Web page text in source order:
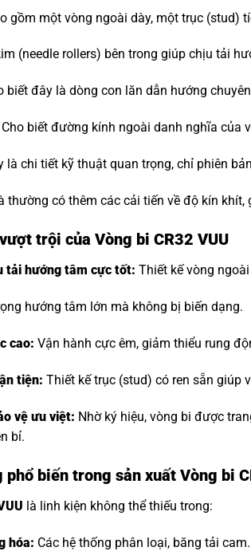
gồm một vòng ngoài dày, một trục (stud)
(needle rollers) bên trong giúp chịu tải
biết đây là dòng con lăn dẫn hướng
Cho biết đường kính ngoài danh nghĩa của
là chi tiết kỹ thuật quan trọng, chỉ phiên bản
thường có thêm các cải tiến về độ kín
trội của Vòng bi CR32 VUU
tải hướng tâm cực tốt: Thiết kế vòng
hướng tâm lớn mà không bị biến dạng.
cao: Vận hành cực êm, giảm thiểu rung
tiện: Thiết kế trục (stud) có ren sẵn giúp
vệ ưu việt: Nhờ ký hiệu, vòng bi được
bỉ.
phổ biến trong sản xuất Vòng bi
là linh kiện không thể thiếu trong:
hóa: Các hệ thống phân loại, băng tải cam.